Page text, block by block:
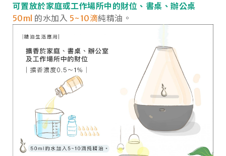
可置放於家庭或工作場所中的財位、書桌、辦公桌
50ml 的水加入 5~10滴純精油。